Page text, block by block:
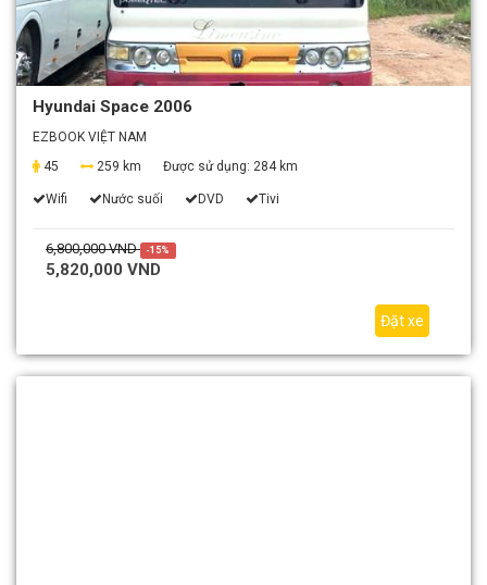
Hyundai Space 2006
EZBOOK VIỆT NAM
45
259 km Được sử dụng: 284 km
Wifi Nước suối DVD Tivi
6,800,000 VND -15%
5,820,000 VND
Đặt xe